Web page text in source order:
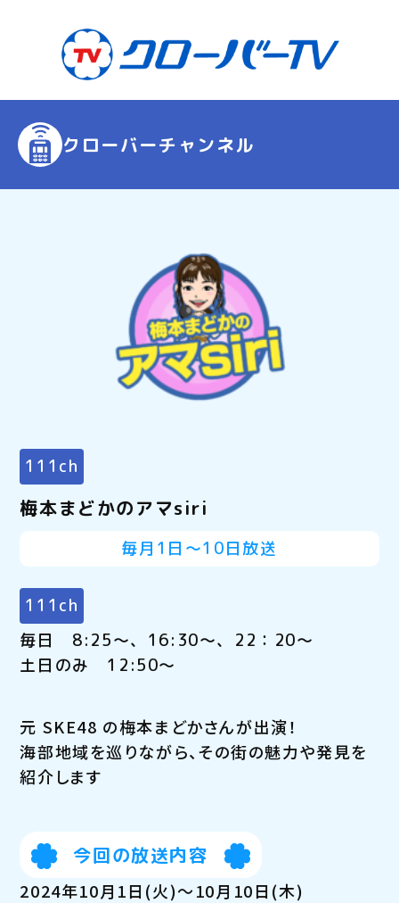
クローバーチャンネル
111ch
梅本まどかのアマsiri
毎月1日～10日放送
111ch
毎日 8:25～、16:30～、22：20～
土日のみ 12:50～
元 SKE48 の梅本まどかさんが出演！
海部地域を巡りながら、その街の魅力や発見を
紹介します
今回の放送内容
2024年10月1日(火)～10月10日(木)